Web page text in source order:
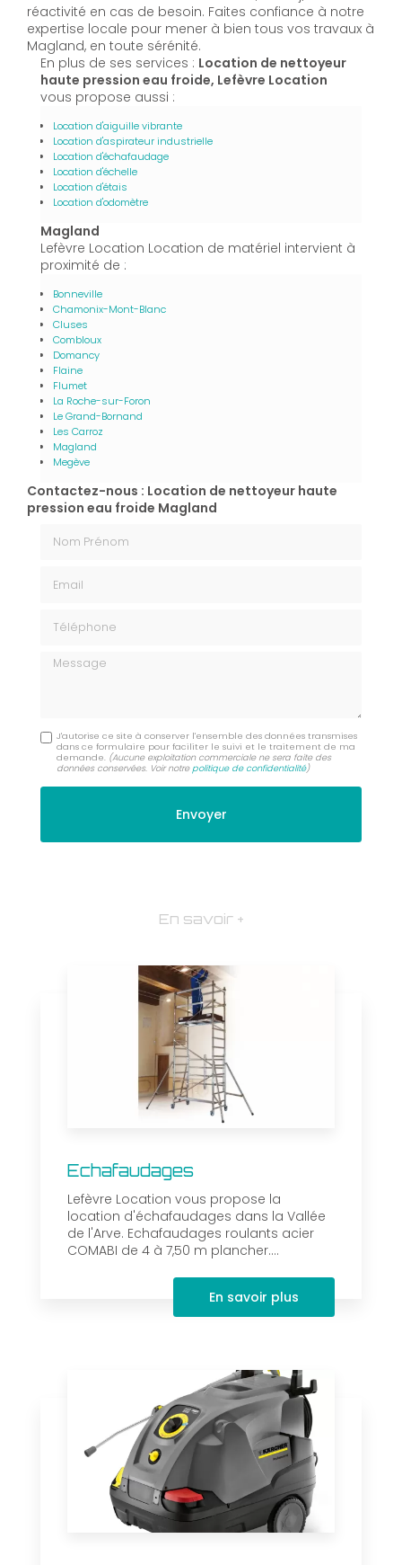
réactivité en cas de besoin. Faites confiance à notre
expertise locale pour mener à bien tous vos travaux à
Magland, en toute sérénité.
En plus de ses services : Location de nettoyeur
haute pression eau froide, Lefèvre Location
vous propose aussi :
Location d'aiguille vibrante
Location d'aspirateur industrielle
Location d'échafaudage
Location d'échelle
Location d'étais
Location d'odomètre
Magland
Lefèvre Location Location de matériel intervient à
proximité de :
Bonneville
Chamonix-Mont-Blanc
Cluses
Combloux
Domancy
Flaine
Flumet
La Roche-sur-Foron
Le Grand-Bornand
Les Carroz
Magland
Megève
Contactez-nous : Location de nettoyeur haute
pression eau froide Magland
Message
J'autorise ce site à conserver l'ensemble des données transmises
dans ce formulaire pour faciliter le suivi et le traitement de ma
demande. (Aucune exploitation commerciale ne sera faite des
données conservées. Voir notrepolitique de confidentialité)
En savoir +
Echafaudages
Lefèvre Location vous propose la
location d'échafaudages dans la Vallée
de l'Arve. Echafaudages roulants acier
COMABI de 4 à 7,50 m plancher....
En savoir plus